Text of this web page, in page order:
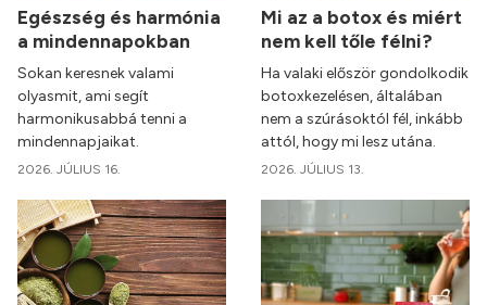
Egészség és harmónia
a mindennapokban
Sokan keresnek valami
olyasmit, ami segít
harmonikusabbá tenni a
mindennapjaikat.
2026. JÚLIUS 16.
Mi az a botox és miért
nem kell tőle félni?
Ha valaki először gondolkodik
botoxkezelésen, általában
nem a szúrásoktól fél, inkább
attól, hogy mi lesz utána.
2026. JÚLIUS 13.